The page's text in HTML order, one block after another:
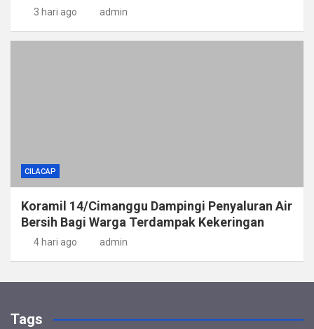
3 hari ago admin
CILACAP
Koramil 14/Cimanggu Dampingi Penyaluran Air
Bersih Bagi Warga Terdampak Kekeringan
4 hari ago admin
Tags